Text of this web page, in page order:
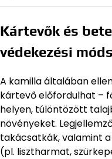
Kártevők és
védekezési
A kamilla általában
kártevő előfordulhat –
helyen, túlöntözött
növényeket.
takácsatkák, valamint
(pl. lisztharmat,